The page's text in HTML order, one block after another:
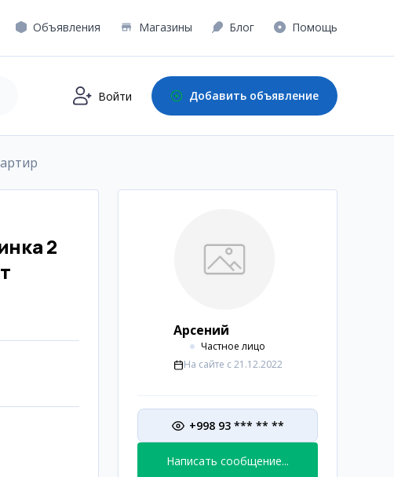
Объявления Магазины Блог Помощь
Войти Добавить объявление
2
Арсений
Частное лицо
На сайте с 21.12.2022
+998 93 *** ** **
Написать сообщение...